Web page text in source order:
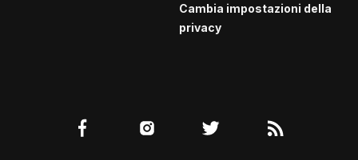
Cambia impostazioni della
privacy